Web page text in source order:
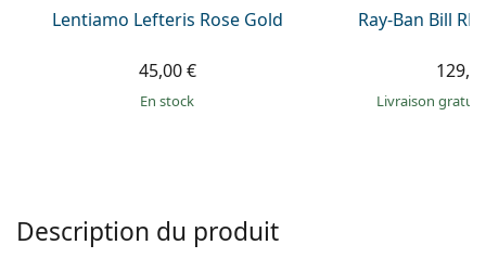
Lentiamo Lefteris Rose Gold
45,00 €
en stock
Ray-Ban Bill
Livraison
Description du produit